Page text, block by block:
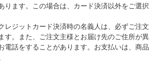
ります。この場合は、カード決済以外をご選択
レジットカード決済時の名義人は、必ずご注文
す。また、ご注文主様とお届け先のご住所が異
電話をすることがあります。お支払いは、商品